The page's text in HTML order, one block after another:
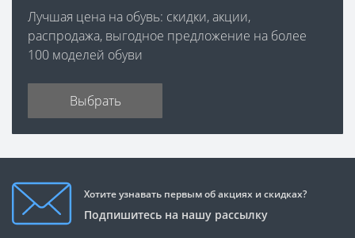
Лучшая цена на обувь: скидки, акции,
распродажа, выгодное предложение на более
100 моделей обуви
Выбрать
Хотите узнавать первым об акциях и скидках?
Подпишитесь на нашу рассылку